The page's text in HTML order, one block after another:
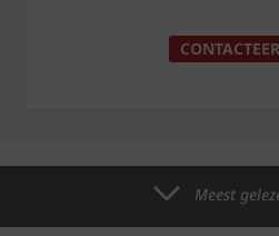
Meest